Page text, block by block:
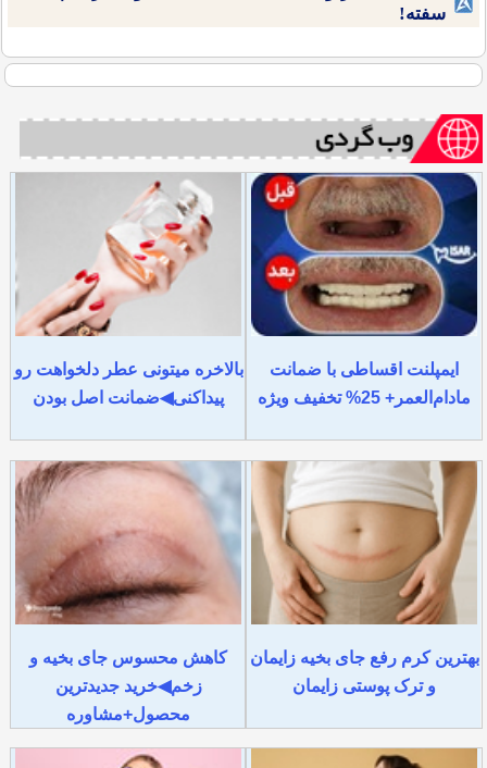
سفته!
ایمپلنت اقساطی با ضمانت
مادام‌العمر+ 25% تخفیف ویژه
بالاخره میتونی عطر دلخواهت رو
پیداکنی◀ضمانت اصل بودن
بهترین کرم رفع جای بخیه زایمان
و ترک پوستی زایمان
کاهش محسوس جای بخیه و
زخم◀خرید جدیدترین
محصول+مشاوره